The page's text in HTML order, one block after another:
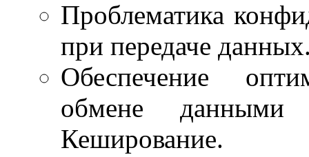
Проблематика
при передаче
Обеспечение
обмене
Кеширование.